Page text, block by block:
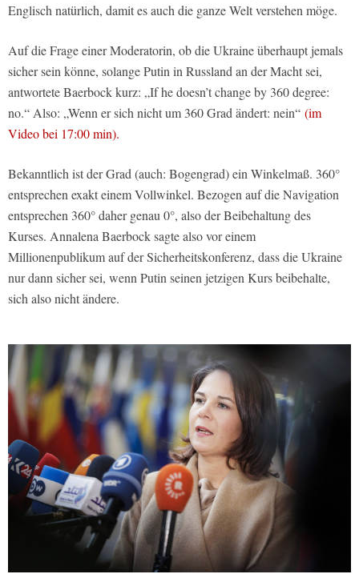
Englisch natürlich, damit es auch die ganze Welt verstehen möge.
Auf die Frage einer Moderatorin, ob die Ukraine überhaupt jemals
sicher sein könne, solange Putin in Russland an der Macht sei,
antwortete Baerbock kurz: „If he doesn’t change by 360 degree:
no.“ Also: „Wenn er sich nicht um 360 Grad ändert: nein“ (im
Video bei 17:00 min).
Bekanntlich ist der Grad (auch: Bogengrad) ein Winkelmaß. 360°
entsprechen exakt einem Vollwinkel. Bezogen auf die Navigation
entsprechen 360° daher genau 0°, also der Beibehaltung des
Kurses. Annalena Baerbock sagte also vor einem
Millionenpublikum auf der Sicherheitskonferenz, dass die Ukraine
nur dann sicher sei, wenn Putin seinen jetzigen Kurs beibehalte,
sich also nicht ändere.